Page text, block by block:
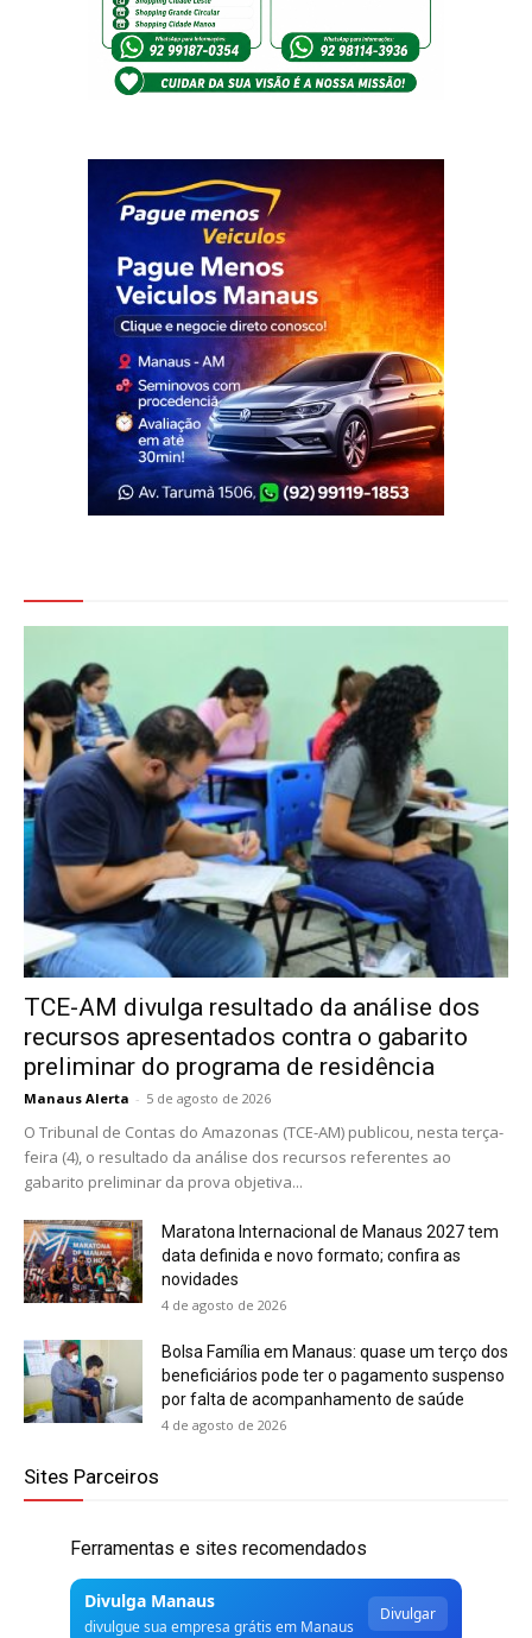
TCE-AM divulga resultado da análise dos
recursos apresentados contra o gabarito
preliminar do programa de residência
Manaus Alerta - 5 de agosto de 2026
O Tribunal de Contas do Amazonas (TCE-AM) publicou, nesta terça-
feira (4), o resultado da análise dos recursos referentes ao
gabarito preliminar da prova objetiva...
Maratona Internacional de Manaus 2027 tem
data definida e novo formato; confira as
novidades
4 de agosto de 2026
Bolsa Família em Manaus: quase um terço dos
beneficiários pode ter o pagamento suspenso
por falta de acompanhamento de saúde
4 de agosto de 2026
Sites Parceiros
Ferramentas e sites recomendados
Divulga Manaus
divulgue sua empresa grátis em Manaus
Divulgar